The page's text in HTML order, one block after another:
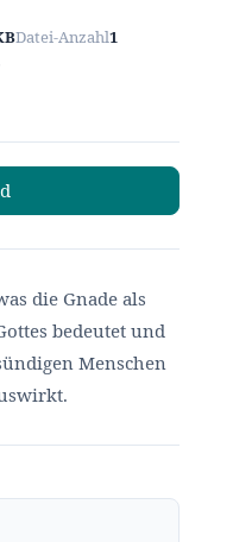
Datei-Anzahl1
die Gnade als
bedeutet und
Menschen